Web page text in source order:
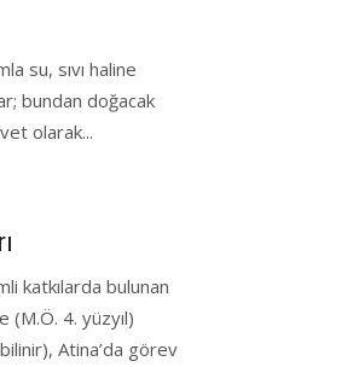
su, sıvı haline
bundan doğacak
olarak...
katkılarda bulunan
(M.Ö. 4. yüzyıl)
Atina’da görev